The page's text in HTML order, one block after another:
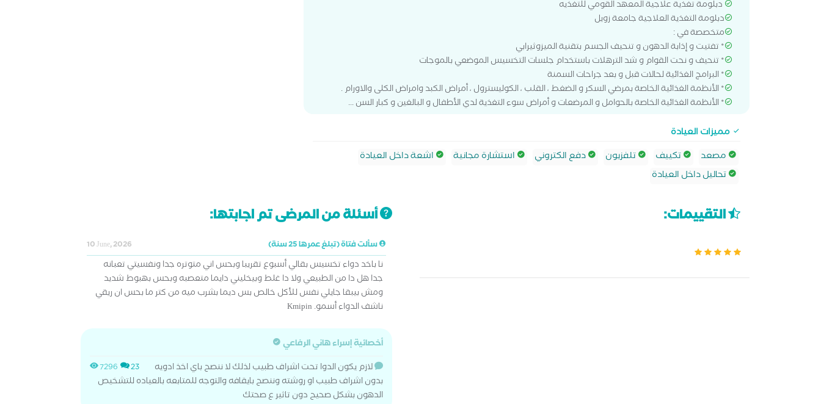
مميزات العيادة
مصعد
تكييف تلفزيون دفع الكتروني استشارة مجانية
اشعة داخل العيادة
تحاليل داخل العيادة
التقييمات: أسئلة من المرضى تم اجابتها:
سألت فتاة (تبلغ عمرها 25 سنة) 10 June, 2026
نا باخد دواء تخسيس بقالي أسبوع تقريبا وبحس اني متوتره جدا ونفسيتي تعبانه
جدا هل دا من الطبيعي ولا دا غلط وبيخليني دايما متعصبه وبحس بهبوط شديد
ومش بيبقا جايلي نفس للأكل خالص بس ديما بشرب ميه من كتر ما بحس ان ريقي
ناشف الدواء أسمو. Kmipin
أخصائية إسراء هاني الرفاعي
7296 23
لازم يكون الدوا تحت اشراف طبيب لذلك لا ننصح باي اخذ ادويه
بدون اشراف طبيب او روشته وننصح بايقافه والتوجه للمتابعه بالعياده للتشخيص
الدهون بشكل صحيح دون تاثير ع صحتك